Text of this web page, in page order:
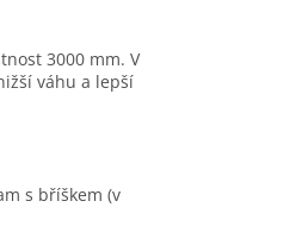
3000 mm. V
váhu a lepší
s bříškem (v